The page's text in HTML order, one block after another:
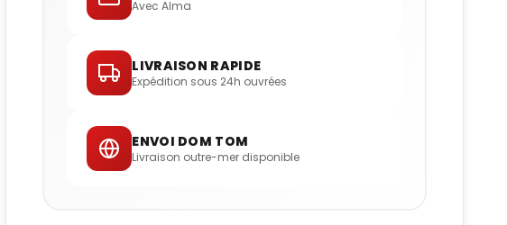
Avec Alma
LIVRAISON RAPIDE
Expédition sous 24h ouvrées
ENVOI DOM TOM
Livraison outre-mer disponible